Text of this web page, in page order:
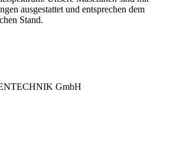
ausgestattet und entsprechen dem
Stand.
GmbH